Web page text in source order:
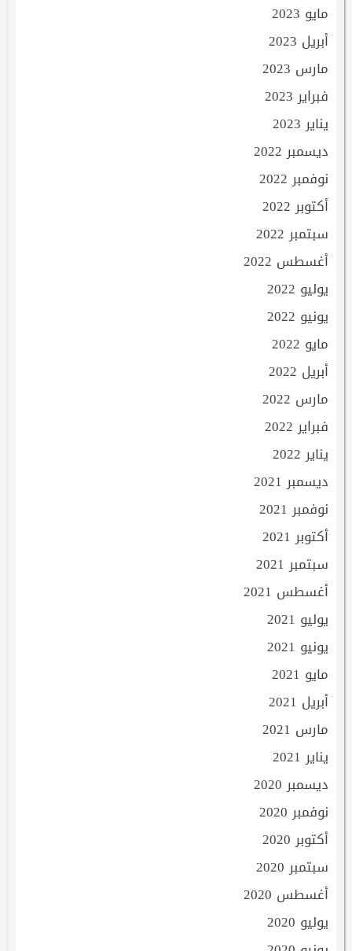
مايو 2023
أبريل 2023
مارس 2023
فبراير 2023
يناير 2023
ديسمبر 2022
نوفمبر 2022
أكتوبر 2022
سبتمبر 2022
أغسطس 2022
يوليو 2022
يونيو 2022
مايو 2022
أبريل 2022
مارس 2022
فبراير 2022
يناير 2022
ديسمبر 2021
نوفمبر 2021
أكتوبر 2021
سبتمبر 2021
أغسطس 2021
يوليو 2021
يونيو 2021
مايو 2021
أبريل 2021
مارس 2021
يناير 2021
ديسمبر 2020
نوفمبر 2020
أكتوبر 2020
سبتمبر 2020
أغسطس 2020
يوليو 2020